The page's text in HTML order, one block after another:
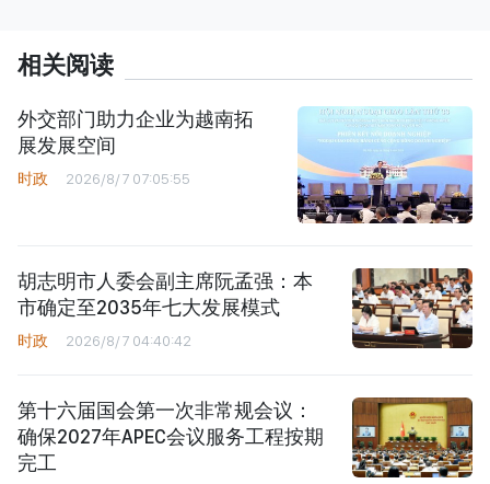
相关阅读
外交部门助力企业为越南拓
展发展空间
时政 2026/8/7 07:05:55
胡志明市人委会副主席阮孟强：本
市确定至2035年七大发展模式
时政 2026/8/7 04:40:42
第十六届国会第一次非常规会议：
确保2027年APEC会议服务工程按期
完工